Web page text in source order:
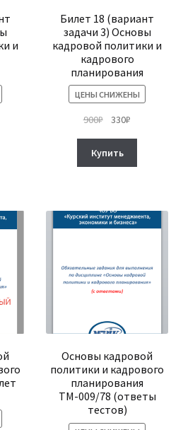
и
Билет 18 (вариант
задачи 3) Основы
кадровой политики и
кадрового
планирования
ЦЕНЫ СНИЖЕНЫ
900₽
Первоначальная
составляла
900₽.
330₽
Купить
Основы кадровой
политики и кадрового
планирования
ТМ-009/78 (ответы
тестов)